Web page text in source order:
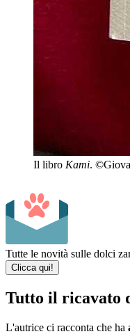
Il libro Kami.
Tutte le novità sulle dolci
Clicca qui!
Tutto il ricavato
L'autrice ci racconta che ha